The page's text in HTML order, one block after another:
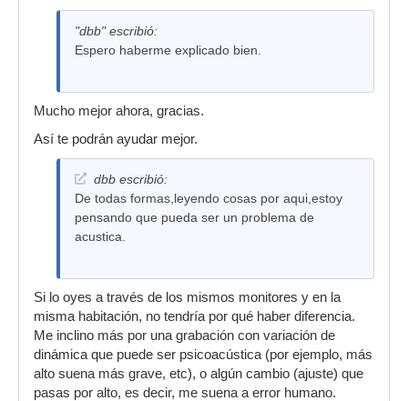
"dbb" escribió:
Espero haberme explicado bien.
Mucho mejor ahora, gracias.
Así te podrán ayudar mejor.
dbb escribió:
De todas formas,leyendo cosas por aqui,estoy
pensando que pueda ser un problema de
acustica.
Si lo oyes a través de los mismos monitores y en la
misma habitación, no tendría por qué haber diferencia.
Me inclino más por una grabación con variación de
dinámica que puede ser psicoacústica (por ejemplo, más
alto suena más grave, etc), o algún cambio (ajuste) que
pasas por alto, es decir, me suena a error humano.